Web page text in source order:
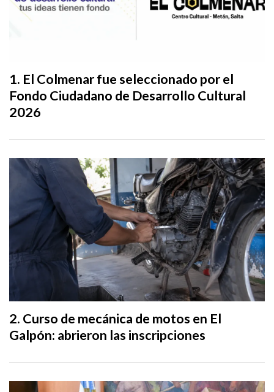
El Colmenar fue seleccionado por el
Fondo Ciudadano de Desarrollo Cultural
2026
Curso de mecánica de motos en El
Galpón: abrieron las inscripciones